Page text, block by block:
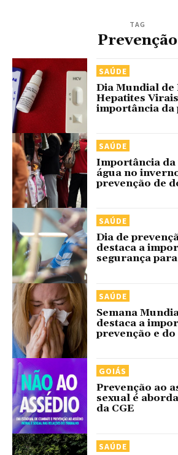
TAG
Prevenção
SAÚDE
Dia Mundial de
Hepatites
importância da
SAÚDE
Importância da
água no
prevenção de
SAÚDE
Dia de
destaca a
segurança
SAÚDE
Semana
destaca a
prevenção e
GOIÁS
Prevenção ao
sexual é
da CGE
SAÚDE